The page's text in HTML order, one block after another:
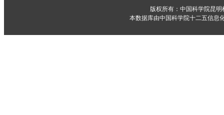
版权所有：中国科学院昆
本数据库由中国科学院十二五信息